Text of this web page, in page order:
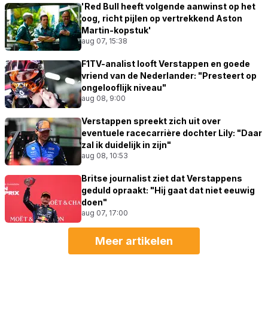
'Red Bull heeft volgende aanwinst op het
oog, richt pijlen op vertrekkend Aston
Martin-kopstuk'
aug 07, 15:38
F1TV-analist looft Verstappen en goede
vriend van de Nederlander: "Presteert op
ongelooflijk niveau"
aug 08, 9:00
Verstappen spreekt zich uit over
eventuele racecarrière dochter Lily: "Daar
zal ik duidelijk in zijn"
aug 08, 10:53
Britse journalist ziet dat Verstappens
geduld opraakt: "Hij gaat dat niet eeuwig
doen"
aug 07, 17:00
Meer artikelen